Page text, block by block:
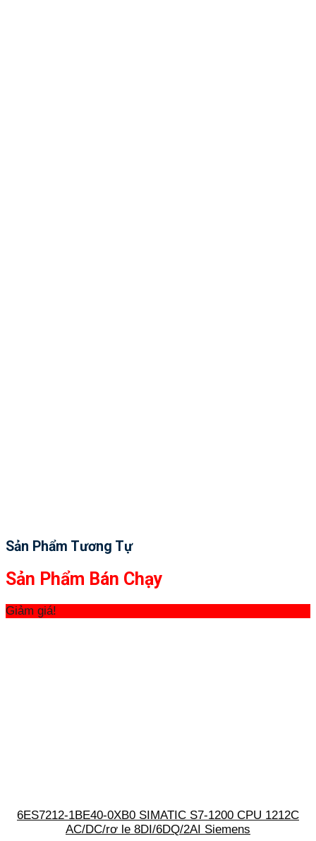
Sản Phẩm Tương Tự
Sản Phẩm Bán Chạy
Giảm giá!
6ES7212-1BE40-0XB0 SIMATIC S7-1200 CPU 1212C
AC/DC/rơ le 8DI/6DQ/2AI Siemens